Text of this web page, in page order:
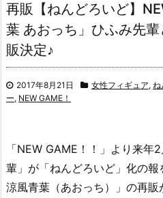
再販【ねんどろいど】
葉 あおっち」ひふみ先
販決定♪
2017年8月21日 女性フィギュア, ね
ー, NEW GAME！
「NEW GAME！！」より来年
輩」が「ねんどろいど」化の
涼風青葉（あおっち）」の再販